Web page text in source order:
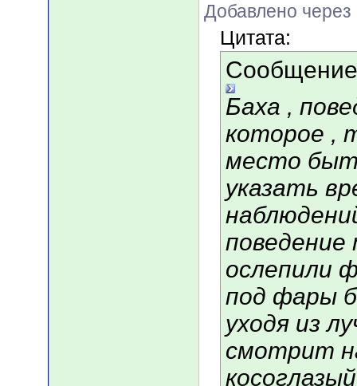
Добавлено
Цитата:
Баха ,
которое ,
место
указать
поведение
ослепили
под фары
уходя из
смотрит